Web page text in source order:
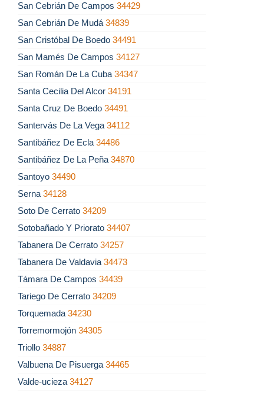
San Cebrián De Campos 34429
San Cebrián De Mudá 34839
San Cristóbal De Boedo 34491
San Mamés De Campos 34127
San Román De La Cuba 34347
Santa Cecilia Del Alcor 34191
Santa Cruz De Boedo 34491
Santervás De La Vega 34112
Santibáñez De Ecla 34486
Santibáñez De La Peña 34870
Santoyo 34490
Serna 34128
Soto De Cerrato 34209
Sotobañado Y Priorato 34407
Tabanera De Cerrato 34257
Tabanera De Valdavia 34473
Támara De Campos 34439
Tariego De Cerrato 34209
Torquemada 34230
Torremormojón 34305
Triollo 34887
Valbuena De Pisuerga 34465
Valde-ucieza 34127